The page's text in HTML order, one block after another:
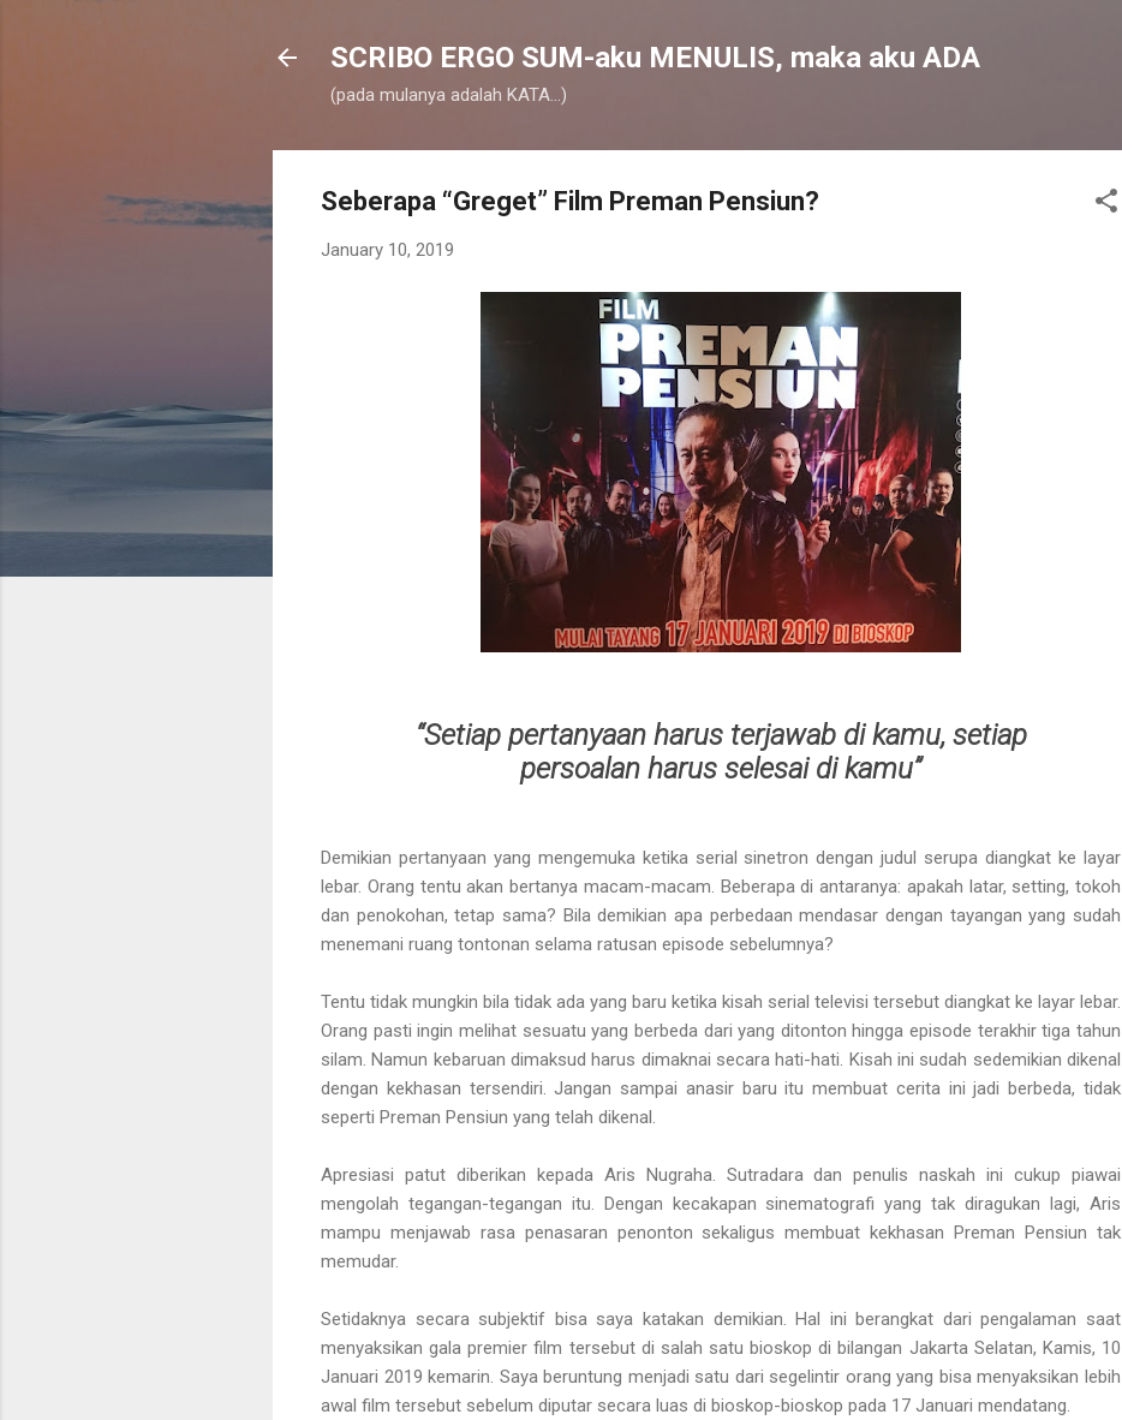
SCRIBO ERGO SUM-aku MENULIS, maka aku ADA
(pada mulanya adalah KATA...)
Seberapa “Greget” Film Preman Pensiun?
January 10, 2019
“Setiap pertanyaan harus terjawab di kamu, setiap
persoalan harus selesai di kamu”
Demikian pertanyaan yang mengemuka ketika serial sinetron dengan judul serupa diangkat ke layar
lebar. Orang tentu akan bertanya macam-macam. Beberapa di antaranya: apakah latar, setting, tokoh
dan penokohan, tetap sama? Bila demikian apa perbedaan mendasar dengan tayangan yang sudah
menemani ruang tontonan selama ratusan episode sebelumnya?
Tentu tidak mungkin bila tidak ada yang baru ketika kisah serial televisi tersebut diangkat ke layar lebar.
Orang pasti ingin melihat sesuatu yang berbeda dari yang ditonton hingga episode terakhir tiga tahun
silam. Namun kebaruan dimaksud harus dimaknai secara hati-hati. Kisah ini sudah sedemikian dikenal
dengan kekhasan tersendiri. Jangan sampai anasir baru itu membuat cerita ini jadi berbeda, tidak
seperti Preman Pensiun yang telah dikenal.
Apresiasi patut diberikan kepada Aris Nugraha. Sutradara dan penulis naskah ini cukup piawai
mengolah tegangan-tegangan itu. Dengan kecakapan sinematografi yang tak diragukan lagi, Aris
mampu menjawab rasa penasaran penonton sekaligus membuat kekhasan Preman Pensiun tak
memudar.
Setidaknya secara subjektif bisa saya katakan demikian. Hal ini berangkat dari pengalaman saat
menyaksikan gala premier film tersebut di salah satu bioskop di bilangan Jakarta Selatan, Kamis, 10
Januari 2019 kemarin. Saya beruntung menjadi satu dari segelintir orang yang bisa menyaksikan lebih
awal film tersebut sebelum diputar secara luas di bioskop-bioskop pada 17 Januari mendatang.